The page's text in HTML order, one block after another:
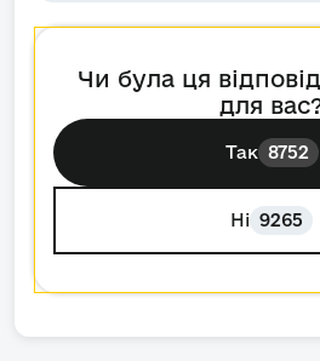
Чи була ця
для
Так 8752
Ні 9265